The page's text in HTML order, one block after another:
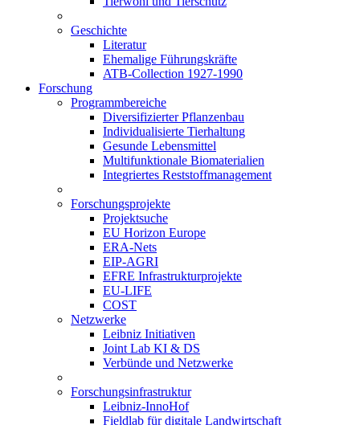
Geschichte
Literatur
Ehemalige Führungskräfte
ATB-Collection 1927-1990
Forschung
Programmbereiche
Diversifizierter Pflanzenbau
Individualisierte Tierhaltung
Gesunde Lebensmittel
Multifunktionale Biomaterialien
Integriertes Reststoffmanagement
Forschungsprojekte
Projektsuche
EU Horizon Europe
ERA-Nets
EIP-AGRI
EFRE Infrastrukturprojekte
EU-LIFE
COST
Netzwerke
Leibniz Initiativen
Joint Lab KI & DS
Verbünde und Netzwerke
Forschungsinfrastruktur
Leibniz-InnoHof
Fieldlab für digitale Landwirtschaft